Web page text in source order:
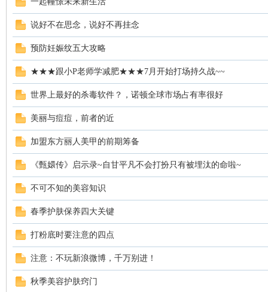
网
说好不在思念，说好不再挂念
预防妊娠纹五大攻略
★★★跟小P老师学减肥★★★7月开始打场持久战~~
世界上最好的杀毒软件？，诺顿全球市场占有率很好
美丽与痘痘，前者的近
加盟东方丽人美甲的前期筹备
《甄嬛传》启示录~自甘平凡不会打扮只有被埋汰的命啦~
不可不知的美容知识
春季护肤保养四大关键
打粉底时要注意的四点
注意：不玩新浪微博，千万别进！
秋季美容护肤窍门